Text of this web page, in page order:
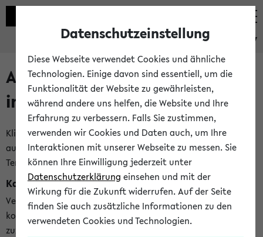
eKVV
Alle veröffentlichten Semester
im eKVV
Klicken Sie auf das Semester, welches Sie für Ihre Sitzung
auswählen möchten. Bitte beachten Sie auch die weiteren
Termine imKalender der Lehrplanung
Kalenderintegration
Verwenden Sie die folgende Adresse, um mit einer
kompatiblen Kalenderanwendung auf die Vorlesungszeiten
zuzugreifen (nähere Informationen
finden Sie hier
Datenschutzeinstellung
Diese Webseite verwendet Cookies und ähnliche
Technologien. Einige davon sind essentiell, um die
Funktionalität der Website zu gewährleisten,
während andere uns helfen, die Website und Ihre
Erfahrung zu verbessern. Falls Sie zustimmen,
verwenden wir Cookies und Daten auch, um Ihre
Interaktionen mit unserer Webseite zu messen. Sie
können Ihre Einwilligung jederzeit unter
Datenschutzerklärung einsehen und mit der
Wirkung für die Zukunft widerrufen. Auf der Seite
finden Sie auch zusätzliche Informationen zu den
verwendeten Cookies und Technologien.